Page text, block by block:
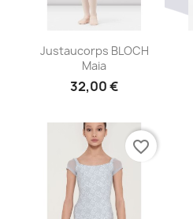
Aperçu rapide
Justaucorps BLOCH
Maia
32,00 €
favorite_border